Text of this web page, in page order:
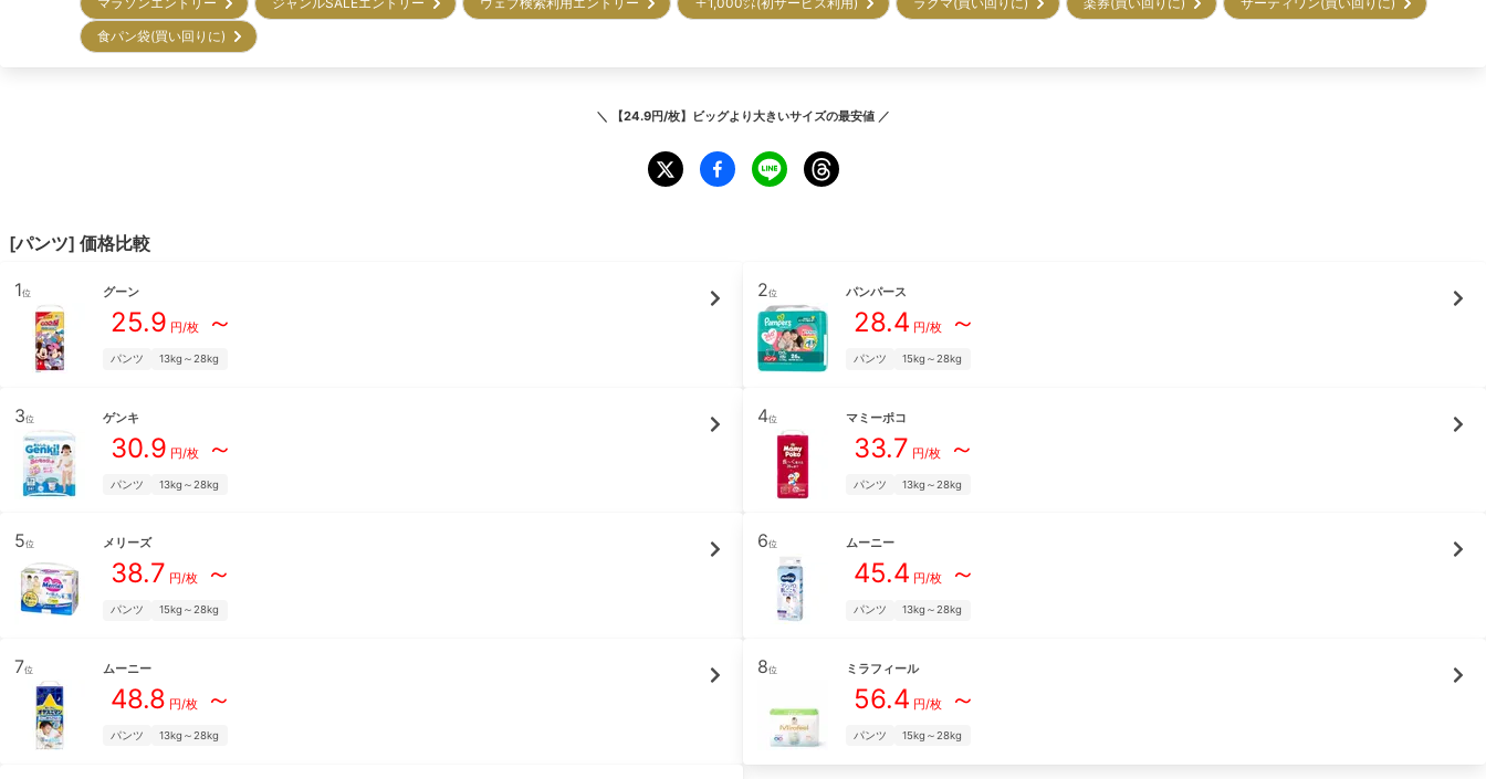
食パン袋(買い回りに)
＼ 【24.9円/枚】ビッグより大きいサイズの最安値 ／
[パンツ] 価格比較
1位 グーン
25.9 円/枚～
パンツ 13kg～28kg
2位 パンパース
28.4 円/枚～
パンツ 15kg～28kg
3位 ゲンキ
30.9 円/枚～
パンツ 13kg～28kg
4位 マミーポコ
33.7 円/枚～
パンツ 13kg～28kg
5位 メリーズ
38.7 円/枚～
パンツ 15kg～28kg
6位 ムーニー
45.4 円/枚～
パンツ 13kg～28kg
7位 ムーニー
48.8 円/枚～
パンツ 13kg～28kg
8位 ミラフィール
56.4 円/枚～
パンツ 15kg～28kg